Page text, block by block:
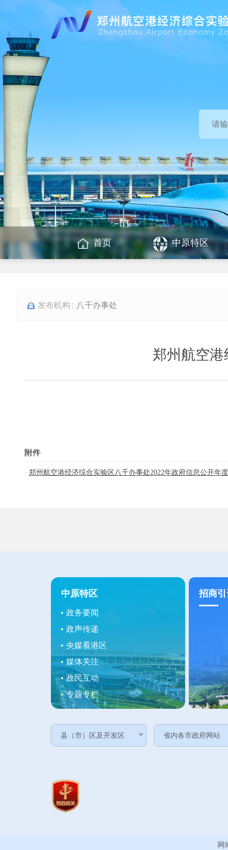
首页 中原特区
八千办事处
郑州航空
附件
郑州航空港经济综合实验区八千办事处2022年政府信息公开年
中原特区
政务要闻
政声传递
央媒看港区
媒体关注
政民互动
专题专栏
招商
网